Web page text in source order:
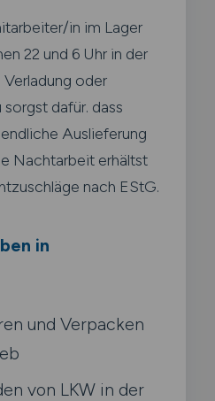
in im Lager
22 und 6 Uhr in der
oder
sorgst dafür. dass
Auslieferung
Nachtarbeit erhältst
nach EStG.
in
und Verpacken
von LKW in der